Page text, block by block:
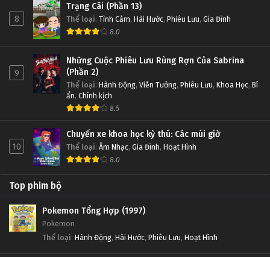
8
Trạng Cãi (Phần 13)
Thể loại: Tình Cảm, Hài Hước, Phiêu Lưu, Gia Đình
8.0
9
Những Cuộc Phiêu Lưu Rùng Rợn Của Sabrina
(Phần 2)
Thể loại: Hành Động, Viễn Tưởng, Phiêu Lưu, Khoa Học, Bí
ẩn, Chính kịch
8.5
10
Chuyến xe khoa học kỳ thú: Các múi giờ
Thể loại: Âm Nhạc, Gia Đình, Hoạt Hình
8.0
Top phim bộ
Pokemon Tổng Hợp (1997)
Pokemon
Thể loại: Hành Động, Hài Hước, Phiêu Lưu, Hoạt Hình